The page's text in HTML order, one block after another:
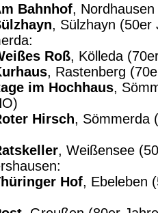
Bahnhof,
, Sülzhayn (50er
Roß, Kölleda
, Rastenberg
im Hochhaus,
Hirsch, Sömmerda
, Weißensee
Hof, Ebeleben